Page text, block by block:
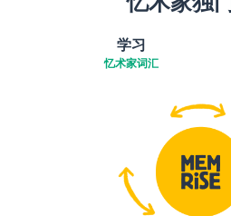
学习
忆术家词汇